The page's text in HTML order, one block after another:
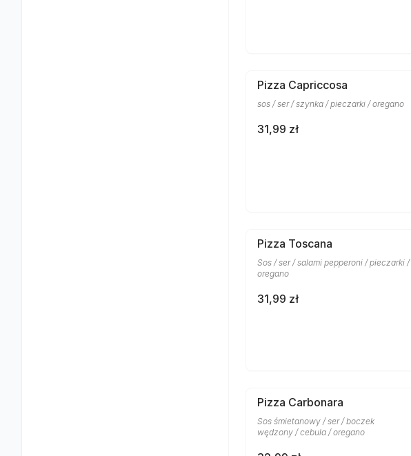
Pizza Capriccosa
sos / ser / szynka / pieczarki / oregano
31,99 zł
Pizza Toscana
Sos / ser / salami pepperoni / pieczarki /
oregano
31,99 zł
Pizza Carbonara
Sos śmietanowy / ser / boczek
wędzony / cebula / oregano